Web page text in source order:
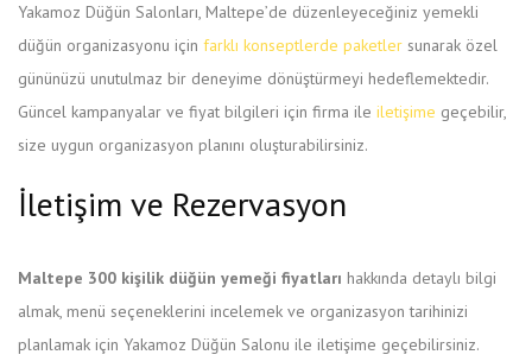
Yakamoz Düğün Salonları, Maltepe’de düzenleyeceğiniz yemekli
düğün organizasyonu için farklı konseptlerde paketler sunarak özel
gününüzü unutulmaz bir deneyime dönüştürmeyi hedeflemektedir.
Güncel kampanyalar ve fiyat bilgileri için firma ile iletişime geçebilir,
size uygun organizasyon planını oluşturabilirsiniz.
İletişim ve Rezervasyon
Maltepe 300 kişilik düğün yemeği fiyatları hakkında detaylı bilgi
almak, menü seçeneklerini incelemek ve organizasyon tarihinizi
planlamak için Yakamoz Düğün Salonu ile iletişime geçebilirsiniz.